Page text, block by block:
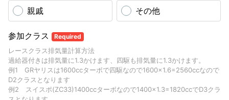
親戚 その他
参加クラス Required
レースクラス排気量計算方法
過給器付きは排気量に1.3かけます、四駆も排気量に1.3かけます。
例1 GRヤリスは1600ccターボで四駆なので1600×1.6=2560ccなので
D2クラスとなります
例2 スイスポ(ZC33)1400ccターボなので1400×1.3=1820ccでD3クラ